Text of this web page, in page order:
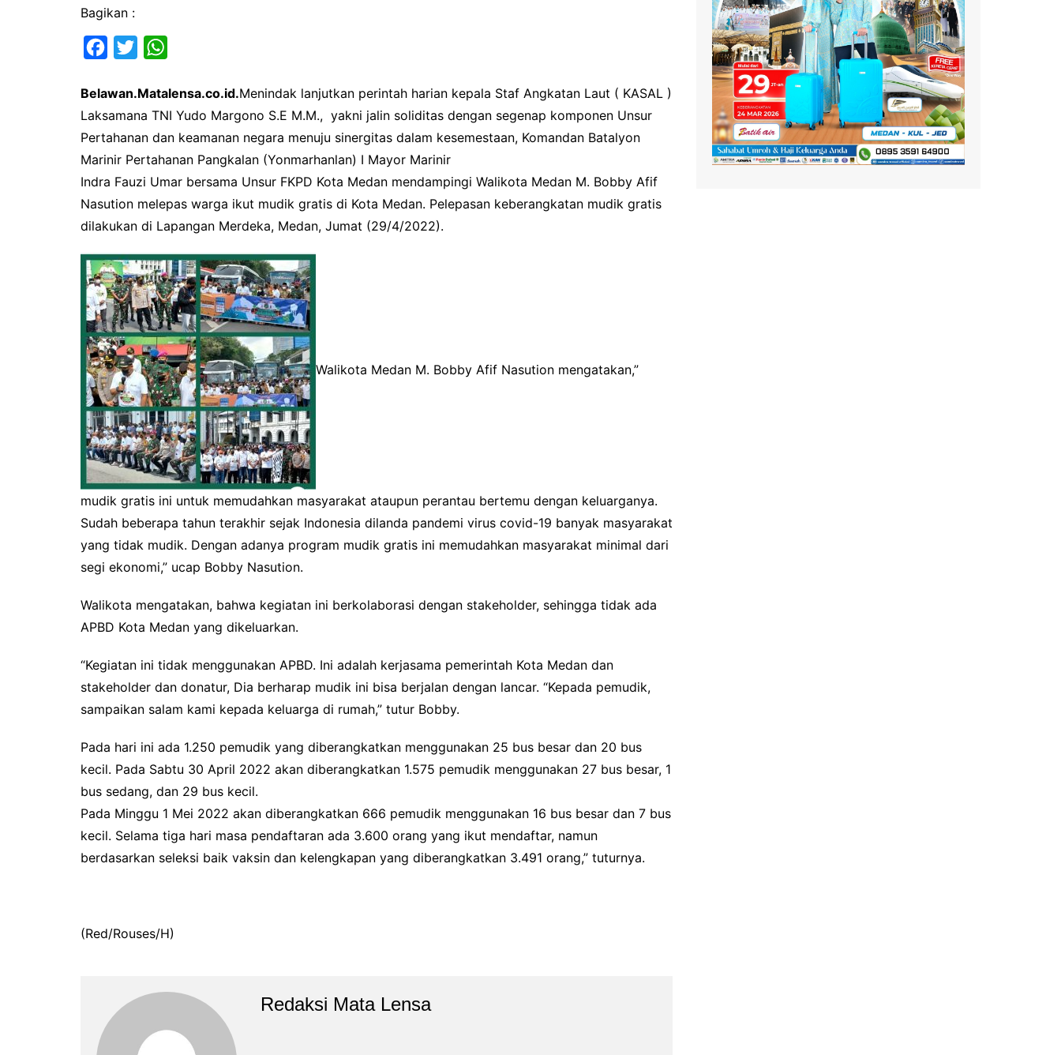
Bagikan :
c
e
b
o
o
k
i
t
t
e
r
a
t
s
A
p
p
Belawan.Matalensa.co.id.Menindak lanjutkan perintah harian kepala Staf Angkatan Laut ( KASAL )
Laksamana TNI Yudo Margono S.E M.M., yakni jalin soliditas dengan segenap komponen Unsur
Pertahanan dan keamanan negara menuju sinergitas dalam kesemestaan, Komandan Batalyon
Marinir Pertahanan Pangkalan (Yonmarhanlan) I Mayor Marinir
Indra Fauzi Umar bersama Unsur FKPD Kota Medan mendampingi Walikota Medan M. Bobby Afif
Nasution melepas warga ikut mudik gratis di Kota Medan. Pelepasan keberangkatan mudik gratis
dilakukan di Lapangan Merdeka, Medan, Jumat (29/4/2022).
Walikota Medan M. Bobby Afif Nasution mengatakan,”
mudik gratis ini untuk memudahkan masyarakat ataupun perantau bertemu dengan keluarganya.
Sudah beberapa tahun terakhir sejak Indonesia dilanda pandemi virus covid-19 banyak masyarakat
yang tidak mudik. Dengan adanya program mudik gratis ini memudahkan masyarakat minimal dari
segi ekonomi,” ucap Bobby Nasution.
Walikota mengatakan, bahwa kegiatan ini berkolaborasi dengan stakeholder, sehingga tidak ada
APBD Kota Medan yang dikeluarkan.
“Kegiatan ini tidak menggunakan APBD. Ini adalah kerjasama pemerintah Kota Medan dan
stakeholder dan donatur, Dia berharap mudik ini bisa berjalan dengan lancar. “Kepada pemudik,
sampaikan salam kami kepada keluarga di rumah,” tutur Bobby.
Pada hari ini ada 1.250 pemudik yang diberangkatkan menggunakan 25 bus besar dan 20 bus
kecil. Pada Sabtu 30 April 2022 akan diberangkatkan 1.575 pemudik menggunakan 27 bus besar, 1
bus sedang, dan 29 bus kecil.
Pada Minggu 1 Mei 2022 akan diberangkatkan 666 pemudik menggunakan 16 bus besar dan 7 bus
kecil. Selama tiga hari masa pendaftaran ada 3.600 orang yang ikut mendaftar, namun
berdasarkan seleksi baik vaksin dan kelengkapan yang diberangkatkan 3.491 orang,” tuturnya.
(Red/Rouses/H)
Redaksi Mata Lensa